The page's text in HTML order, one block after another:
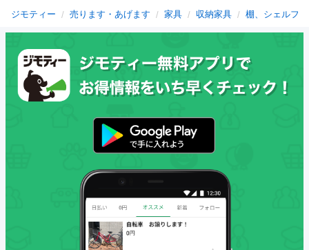
ジモティー 売ります・あげます 家具 収納家具 棚、シェルフ